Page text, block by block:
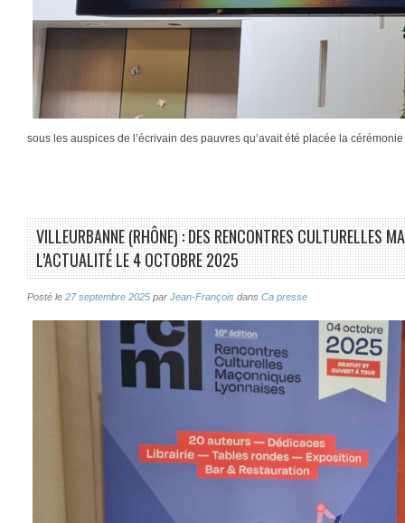
sous les auspices de l’écrivain des pauvres qu’avait été placée la
VILLEURBANNE (RHÔNE) : DES RENCONTRES CULTURELLES
L’ACTUALITÉ LE 4 OCTOBRE 2025
Posté le 27 septembre 2025 par Jean-François dans Ca presse